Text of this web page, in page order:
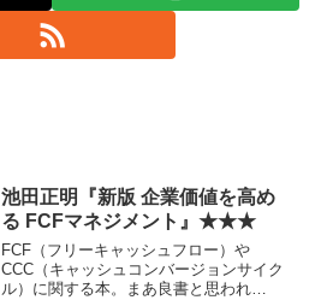
池田正明『新版 企業価値を高め
る FCFマネジメント』★★★
FCF（フリーキャッシュフロー）や
CCC（キャッシュコンバージョンサイク
ル）に関する本。まあ良書と思われ